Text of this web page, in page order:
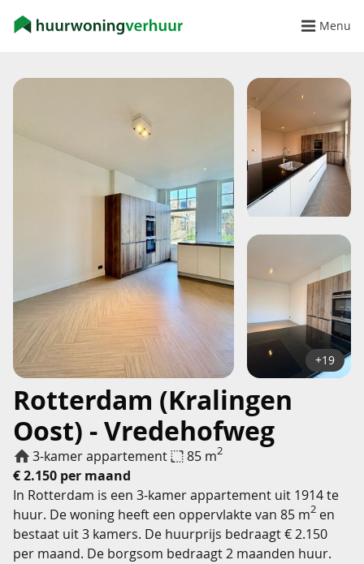
Menu
Rotterdam (Kralingen
Oost) - Vredehofweg
3-kamer appartement 85 m2
€ 2.150 per maand
+19
In Rotterdam is een 3-kamer appartement uit 1914 te
huur. De woning heeft een oppervlakte van 85 m2 en
bestaat uit 3 kamers. De huurprijs bedraagt € 2.150
per maand. De borgsom bedraagt 2 maanden huur.